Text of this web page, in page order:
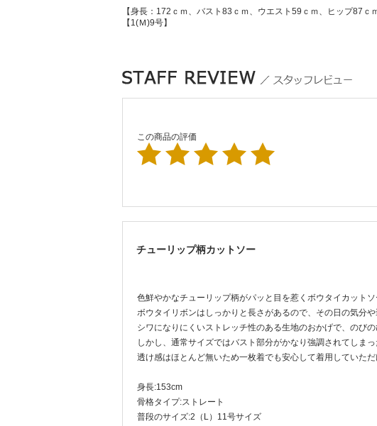
【身長：172ｃｍ、バスト83ｃｍ、ウエスト59ｃｍ、ヒップ87ｃ
【1(Ｍ)9号】
この商品の評価
チューリップ柄カットソー
色鮮やかなチューリップ柄がパッと目を惹くボウタイカットソ
ボウタイリボンはしっかりと長さがあるので、その日の気分
シワになりにくいストレッチ性のある生地のおかげで、のび
しかし、通常サイズではバスト部分がかなり強調されてしま
透け感はほとんど無いため一枚着でも安心して着用していただ
身長:153cm
骨格タイプ:ストレート
普段のサイズ:2（L）11号サイズ